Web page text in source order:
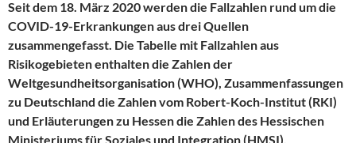
Seit dem 18. März 2020 werden die Fallzahlen rund um die
COVID-19-Erkrankungen aus drei Quellen
zusammengefasst. Die Tabelle mit Fallzahlen aus
Risikogebieten enthalten die Zahlen der
Weltgesundheitsorganisation (WHO), Zusammenfassungen
zu Deutschland die Zahlen vom Robert-Koch-Institut (RKI)
und Erläuterungen zu Hessen die Zahlen des Hessischen
Ministeriums für Soziales und Integration (HMSI).